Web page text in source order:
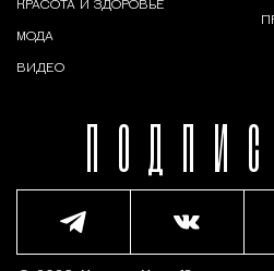
КРАСОТА И ЗДОРОВЬЕ
МОДА
ВИДЕО